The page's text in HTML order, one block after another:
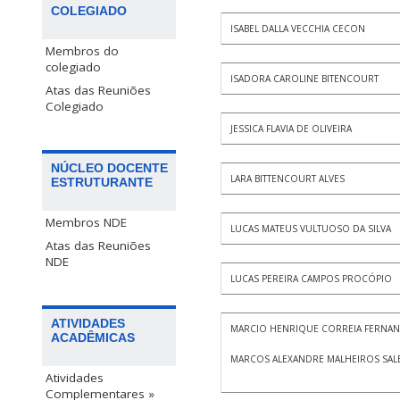
COLEGIADO
Membros do
colegiado
Atas das Reuniões
Colegiado
NÚCLEO DOCENTE
ESTRUTURANTE
Membros NDE
Atas das Reuniões
NDE
ATIVIDADES
ACADÊMICAS
Atividades
Complementares »
ISABEL DALLA VECCHIA CECON
ISADORA CAROLINE BITENCOURT
JESSICA FLAVIA DE OLIVEIRA
LARA BITTENCOURT ALVES
LUCAS MATEUS VULTUOSO DA SILVA
LUCAS PEREIRA CAMPOS PROCÓPIO
MARCIO HENRIQUE CORREIA
MARCOS ALEXANDRE MALHEIROS